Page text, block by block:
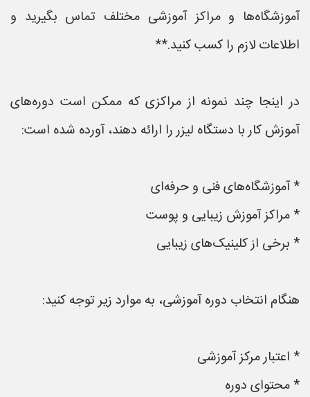
آموزشگاه‌ها و مراکز آموزشی مختلف تماس بگیرید و
اطلاعات لازم را کسب کنید.**
در اینجا چند نمونه از مراکزی که ممکن است دوره‌های
آموزش کار با دستگاه لیزر را ارائه دهند، آورده شده است:
* آموزشگاه‌های فنی و حرفه‌ای
* مراکز آموزش زیبایی و پوست
* برخی از کلینیک‌های زیبایی
هنگام انتخاب دوره آموزشی، به موارد زیر توجه کنید:
* اعتبار مرکز آموزشی
* محتوای دوره